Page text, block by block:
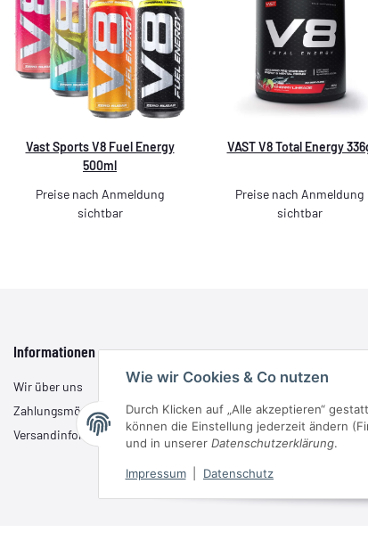
Vast Sports V8 Fuel Energy
500ml
Preise nach Anmeldung
sichtbar
VAST V8 Total Energy
Preise nach Anmeldung
sichtbar
Informationen
Wir über uns
Zahlungsmöglichkeiten
Versandinformationen
Wie wir Cookies & Co nutzen
Durch Klicken auf „Alle akzeptieren“
können die Einstellung jederzeit ändern
und in unserer Datenschutzerklärung.
Impressum Datenschutz